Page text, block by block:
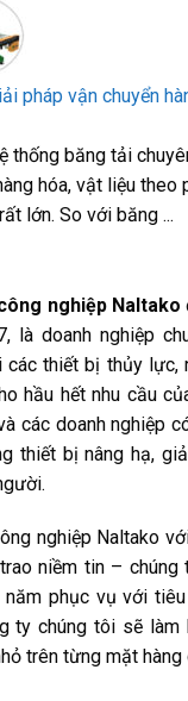
pháp vận chuyển
thống băng tải
hóa, vật liệu
lớn. So với băng ...
nghiệp Naltako
là doanh nghiệp
các thiết bị thủy lực,
hầu hết nhu cầu
các doanh nghiệp
thiết bị nâng hạ,
nghiệp Naltako
trao niềm tin –
năm phục vụ với
ty chúng tôi sẽ
trên từng mặt